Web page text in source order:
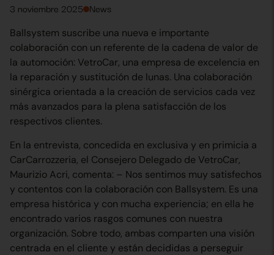
3 noviembre 2025 News
Ballsystem suscribe una nueva e importante
colaboración con un referente de la cadena de valor de
la automoción: VetroCar, una empresa de excelencia en
la reparación y sustitución de lunas. Una colaboración
sinérgica orientada a la creación de servicios cada vez
más avanzados para la plena satisfacción de los
respectivos clientes.
En la entrevista, concedida en exclusiva y en primicia a
CarCarrozzeria, el Consejero Delegado de VetroCar,
Maurizio Acri, comenta: – Nos sentimos muy satisfechos
y contentos con la colaboración con Ballsystem. Es una
empresa histórica y con mucha experiencia; en ella he
encontrado varios rasgos comunes con nuestra
organización. Sobre todo, ambas comparten una visión
centrada en el cliente y están decididas a perseguir